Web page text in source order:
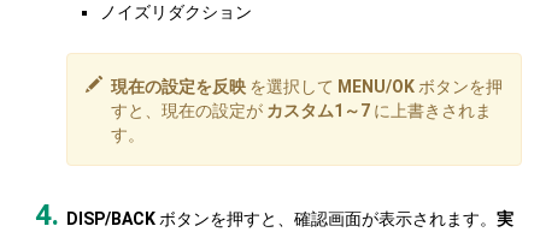
ノイズリダクション
現在の設定を反映 を選択して MENU/OK ボタンを押
すと、現在の設定が カスタム1～7 に上書きされま
す。
DISP/BACK ボタンを押すと、確認画面が表示されます。 実